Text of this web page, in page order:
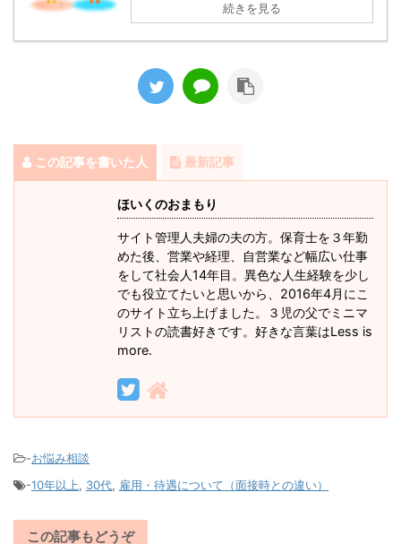
続きを見る
この記事を書いた人 最新記事
ほいくのおまもり
サイト管理人夫婦の夫の方。保育士を３年勤
めた後、営業や経理、自営業など幅広い仕事
をして社会人14年目。異色な人生経験を少し
でも役立てたいと思いから、2016年4月にこ
のサイト立ち上げました。３児の父でミニマ
リストの読書好きです。好きな言葉はLess is
more.
-お悩み相談
-10年以上, 30代, 雇用・待遇について（面接時との違い）
この記事もどうぞ